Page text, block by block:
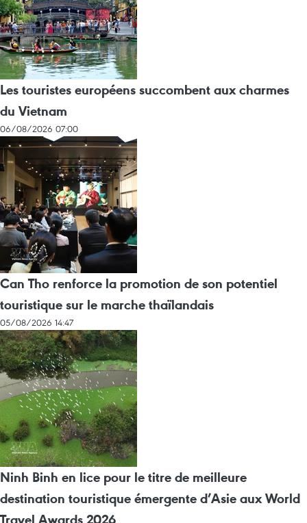
Les touristes européens succombent aux charmes
du Vietnam
06/08/2026 07:00
Can Tho renforce la promotion de son potentiel
touristique sur le marche thaïlandais
05/08/2026 14:47
Ninh Binh en lice pour le titre de meilleure
destination touristique émergente d’Asie aux World